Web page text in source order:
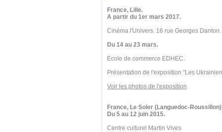
France, Lille.
A partir du 1er mars 2017.
Cinéma l'Univers. 16 rue Georges Danton.
Du 14 au 23 mars.
Ecole de commerce EDHEC.
Présentation de l'exposition "Les
Voir les photos de l'exposition
France, Le Soler (Languedoc-Roussillon)
Du 5 au 12 juin 2015.
Centre culturel Martin Vives